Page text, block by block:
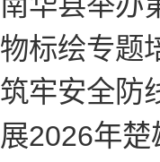
物标绘专题
筑牢安全防
展2026年